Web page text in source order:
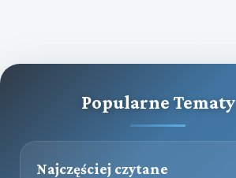
Popularne Tematy
Najczęściej czytane